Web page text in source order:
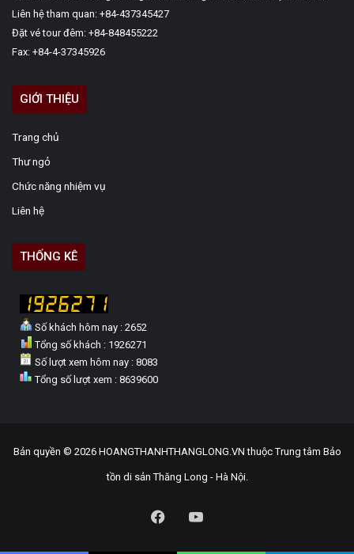
Liên hệ tham quan: +84-437345427
Đặt vé tour đêm: +84-848455222
Fax: +84-4-37345926
GIỚI THIỆU
Trang chủ
Thư ngỏ
Chức năng nhiệm vụ
Liên hệ
THỐNG KÊ
Số khách hôm nay : 2652
Tổng số khách : 1926271
Số lượt xem hôm nay : 8083
Tổng số lượt xem : 8639600
Bản quyền © 2026 HOANGTHANHTHANGLONG.VN thuộc Trung tâm Bảo
tồn di sản Thăng Long - Hà Nội.
Facebook